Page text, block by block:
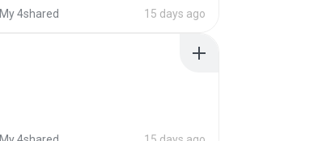
My 4shared 15 days ago